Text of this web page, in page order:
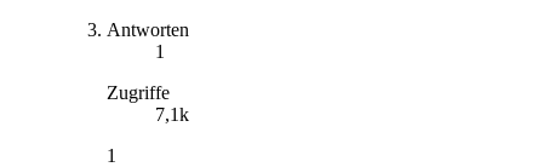
Antworten
1
Zugriffe
7,1k
1